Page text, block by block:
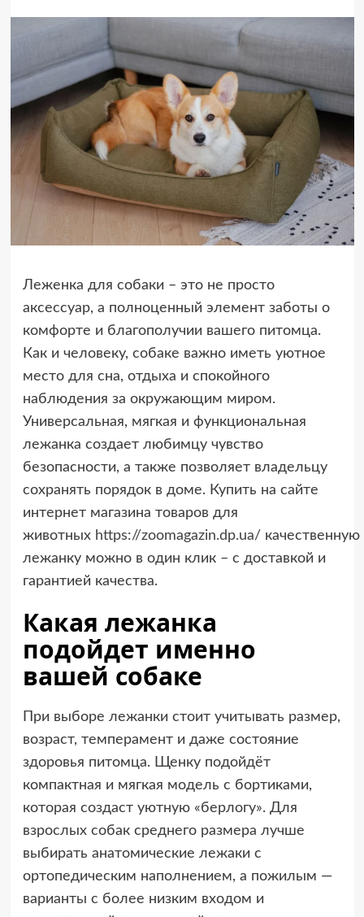
Леженка для собаки – это не просто
аксессуар, а полноценный элемент заботы о
комфорте и благополучии вашего питомца.
Как и человеку, собаке важно иметь уютное
место для сна, отдыха и спокойного
наблюдения за окружающим миром.
Универсальная, мягкая и функциональная
лежанка создает любимцу чувство
безопасности, а также позволяет владельцу
сохранять порядок в доме. Купить на сайте
интернет магазина товаров для
животных https://zoomagazin.dp.ua/ качественную
лежанку можно в один клик – с доставкой и
гарантией качества.
Какая лежанка
подойдет именно
вашей собаке
При выборе лежанки стоит учитывать размер,
возраст, темперамент и даже состояние
здоровья питомца. Щенку подойдёт
компактная и мягкая модель с бортиками,
которая создаст уютную «берлогу». Для
взрослых собак среднего размера лучше
выбирать анатомические лежаки с
ортопедическим наполнением, а пожилым —
варианты с более низким входом и